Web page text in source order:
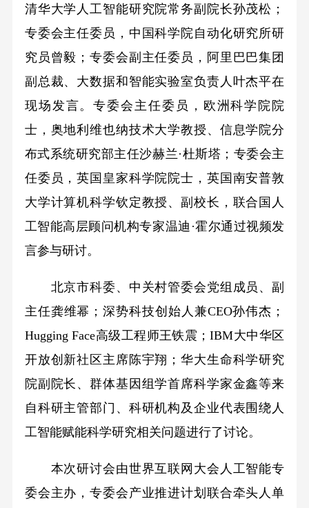
清华大学人工智能研究院常务副院长孙茂松；
专委会主任委员，中国科学院自动化研究所研
究员曾毅；专委会副主任委员，阿里巴巴集团
副总裁、大数据和智能实验室负责人叶杰平在
现场发言。专委会主任委员，欧洲科学院院
士，奥地利维也纳技术大学教授、信息学院分
布式系统研究部主任沙赫兰·杜斯塔；专委会主
任委员，英国皇家科学院院士，英国南安普敦
大学计算机科学钦定教授、副校长，联合国人
工智能高层顾问机构专家温迪·霍尔通过视频发
言参与研讨。
北京市科委、中关村管委会党组成员、副
主任龚维幂；深势科技创始人兼CEO孙伟杰；
Hugging Face高级工程师王铁震；IBM大中华区
开放创新社区主席陈宇翔；华大生命科学研究
院副院长、群体基因组学首席科学家金鑫等来
自科研主管部门、科研机构及企业代表围绕人
工智能赋能科学研究相关问题进行了讨论。
本次研讨会由世界互联网大会人工智能专
委会主办，专委会产业推进计划联合牵头人单